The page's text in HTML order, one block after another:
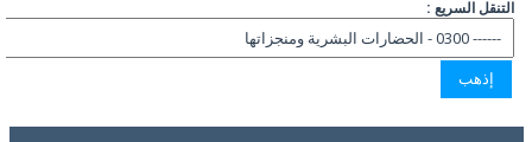
التنقل السريع :